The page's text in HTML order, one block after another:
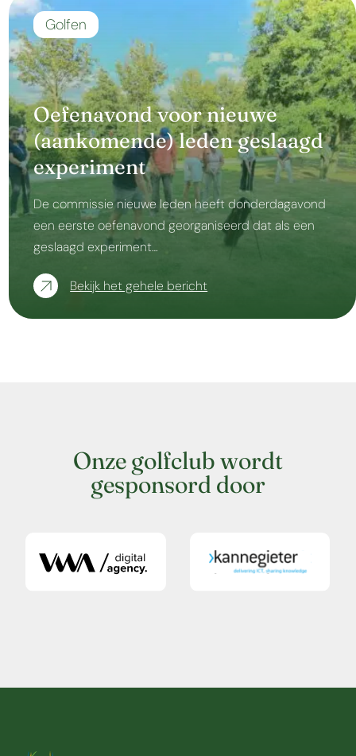
Oefenavond voor nieuwe
(aankomende) leden geslaagd
experiment
Golfen
De commissie nieuwe leden heeft donderdagavond
een eerste oefenavond georganiseerd dat als een
geslaagd experiment…
Bekijk het gehele bericht
Onze golfclub wordt
gesponsord door